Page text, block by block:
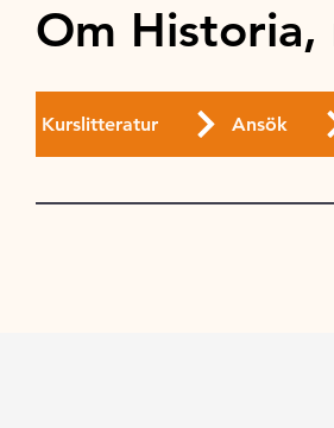
Om Historia,
Kurslitteratur Ansök